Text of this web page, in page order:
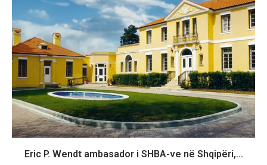
Eric P. Wendt ambasador i SHBA-ve në Shqipëri,...